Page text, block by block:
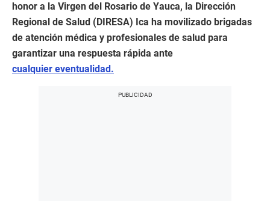
honor a la Virgen del Rosario de Yauca, la Dirección
Regional de Salud (DIRESA) Ica ha movilizado brigadas
de atención médica y profesionales de salud para
garantizar una respuesta rápida ante
cualquier eventualidad.